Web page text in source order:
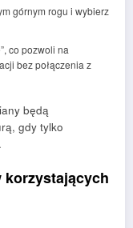
górnym rogu i wybierz
co pozwoli na
bez połączenia z
będą
gdy tylko
korzystających